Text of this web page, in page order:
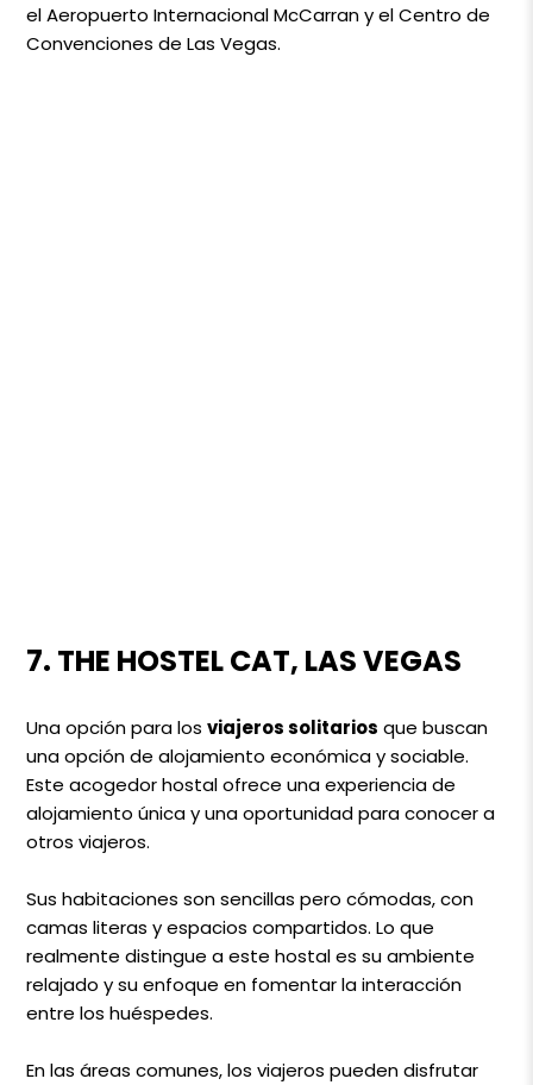
el Aeropuerto Internacional McCarran y el Centro de
Convenciones de Las Vegas.
7. THE HOSTEL CAT, LAS VEGAS
Una opción para losviajeros solitarios que buscan
una opción de alojamiento económica y sociable.
Este acogedor hostal ofrece una experiencia de
alojamiento única y una oportunidad para conocer a
otros viajeros.
Sus habitaciones son sencillas pero cómodas, con
camas literas y espacios compartidos. Lo que
realmente distingue a este hostal es su ambiente
relajado y su enfoque en fomentar la interacción
entre los huéspedes.
En las áreas comunes, los viajeros pueden disfrutar